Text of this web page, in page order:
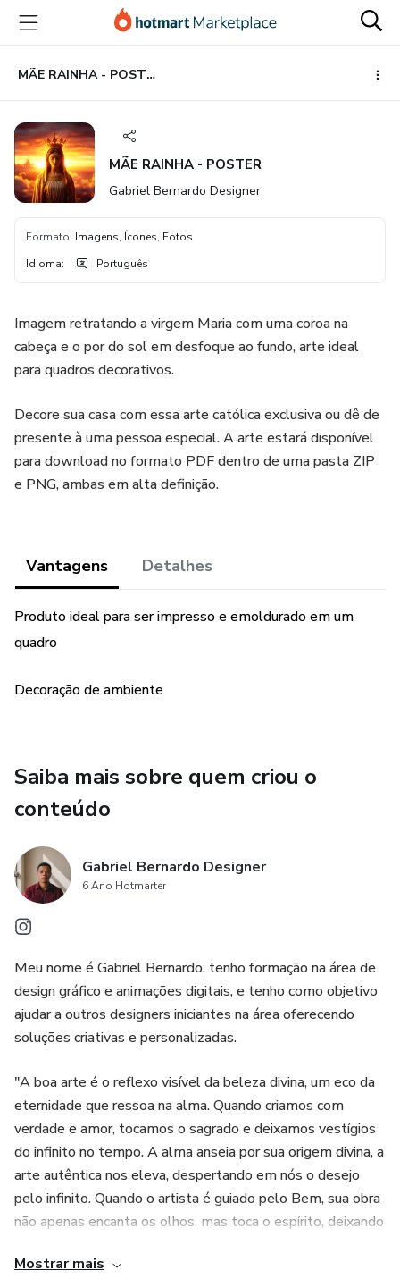
para
conteúdo
principal
para
pagamento
para
rodapé
MÃE RAINHA - POSTER
MÃE RAINHA - POSTER
Gabriel Bernardo Designer
Formato: Imagens, Ícones, Fotos
Idioma: Português
Imagem retratando a virgem Maria com uma coroa na
cabeça e o por do sol em desfoque ao fundo, arte ideal
para quadros decorativos.
Decore sua casa com essa arte católica exclusiva ou dê de
presente à uma pessoa especial. A arte estará disponível
para download no formato PDF dentro de uma pasta ZIP
e PNG, ambas em alta definição.
Vantagens Detalhes
Produto ideal para ser impresso e emoldurado em um
quadro
Decoração de ambiente
Saiba mais sobre quem criou o
conteúdo
Gabriel Bernardo Designer
6 Ano Hotmarter
Meu nome é Gabriel Bernardo, tenho formação na área de
design gráfico e animações digitais, e tenho como objetivo
ajudar a outros designers iniciantes na área oferecendo
soluções criativas e personalizadas.
"A boa arte é o reflexo visível da beleza divina, um eco da
eternidade que ressoa na alma. Quando criamos com
verdade e amor, tocamos o sagrado e deixamos vestígios
do infinito no tempo. A alma anseia por sua origem divina, a
arte autêntica nos eleva, despertando em nós o desejo
pelo infinito. Quando o artista é guiado pelo Bem, sua obra
não apenas encanta os olhos, mas toca o espírito, deixando
um testemunho da eternidade, uma expressão sensível
Mostrar mais